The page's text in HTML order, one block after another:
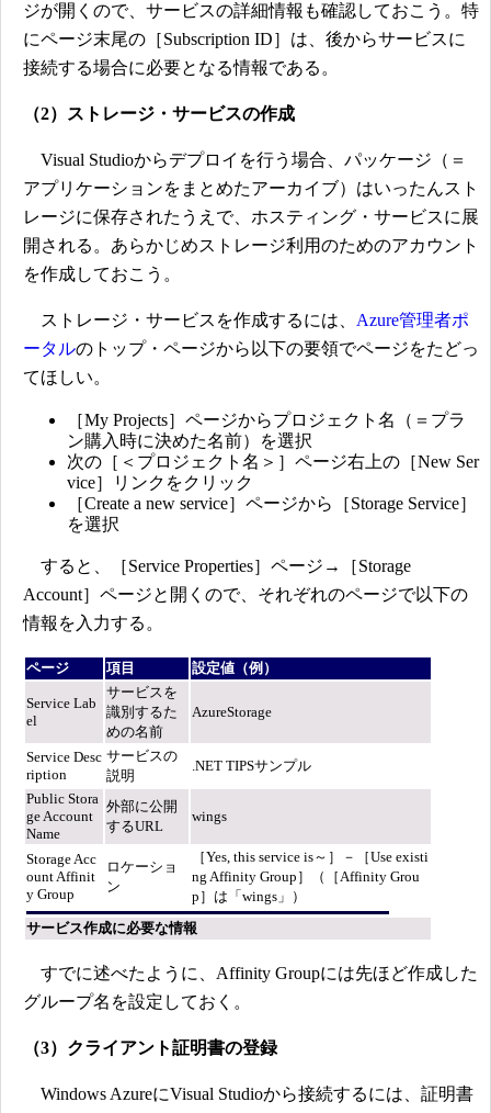
ジが開くので、サービスの詳細情報も確認しておこう。特
にページ末尾の［Subscription ID］は、後からサービスに
接続する場合に必要となる情報である。
（2）ストレージ・サービスの作成
Visual Studioからデプロイを行う場合、パッケージ（＝
アプリケーションをまとめたアーカイブ）はいったんスト
レージに保存されたうえで、ホスティング・サービスに展
開される。あらかじめストレージ利用のためのアカウント
を作成しておこう。
ストレージ・サービスを作成するには、 Azure管理者ポ
ータルのトップ・ページから以下の要領でページをたどっ
てほしい。
［My Projects］ページからプロジェクト名（＝プラ
ン購入時に決めた名前）を選択
次の［＜プロジェクト名＞］ページ右上の［New Ser
vice］リンクをクリック
［Create a new service］ページから［Storage Service］
を選択
すると、［Service Properties］ページ→［Storage
Account］ページと開くので、それぞれのページで以下の
情報を入力する。
ページ 項目 設定値（例）
Service Lab
el
サービスを
識別するた
めの名前
AzureStorage
Service Desc
ription
サービスの
説明
.NET TIPSサンプル
Public Stora
ge Account
Name
外部に公開
するURL
wings
Storage Acc
ount Affinit
y Group
ロケーショ
ン
［Yes, this service is～］－［Use existi
ng Affinity Group］（［Affinity Grou
p］は「wings」）
サービス作成に必要な情報
すでに述べたように、Affinity Groupには先ほど作成した
グループ名を設定しておく。
（3）クライアント証明書の登録
Windows AzureにVisual Studioから接続するには、証明書